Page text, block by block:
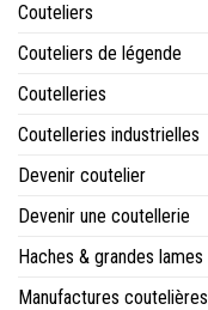
Couteliers
Couteliers de légende
Coutelleries
Coutelleries industrielles
Devenir coutelier
Devenir une coutellerie
Haches & grandes lames
Manufactures coutelières